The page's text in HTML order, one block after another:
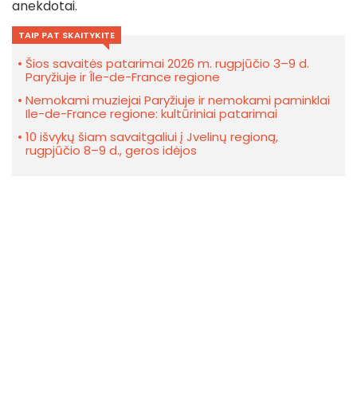
anekdotai.
TAIP PAT SKAITYKITE
Šios savaitės patarimai 2026 m. rugpjūčio 3–9 d.
Paryžiuje ir Île-de-France regione
Nemokami muziejai Paryžiuje ir nemokami paminklai
Ile-de-France regione: kultūriniai patarimai
10 išvykų šiam savaitgaliui į Jvelinų regioną,
rugpjūčio 8–9 d., geros idėjos